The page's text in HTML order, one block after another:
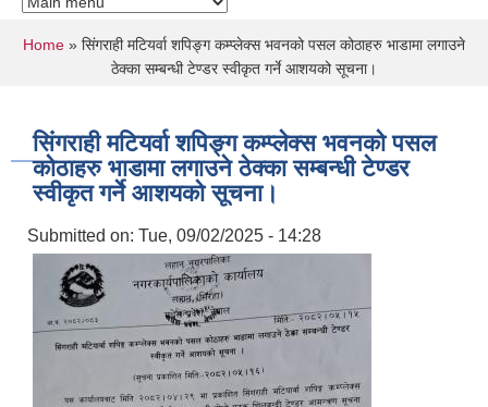
You are here
Home » सिंगराही मटियर्वा शपिङ्ग कम्प्लेक्स भवनको पसल कोठाहरु भाडामा लगाउने
ठेक्का सम्बन्धी टेण्डर स्वीकृत गर्ने आशयको सूचना।
सिंगराही मटियर्वा शपिङ्ग कम्प्लेक्स भवनको पसल
कोठाहरु भाडामा लगाउने ठेक्का सम्बन्धी टेण्डर
स्वीकृत गर्ने आशयको सूचना।
Submitted on: Tue, 09/02/2025 - 14:28